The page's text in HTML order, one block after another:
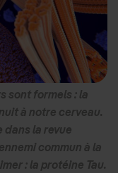
sont formels : la
à notre cerveau.
dans la revue
commun à la
: la protéine Tau.